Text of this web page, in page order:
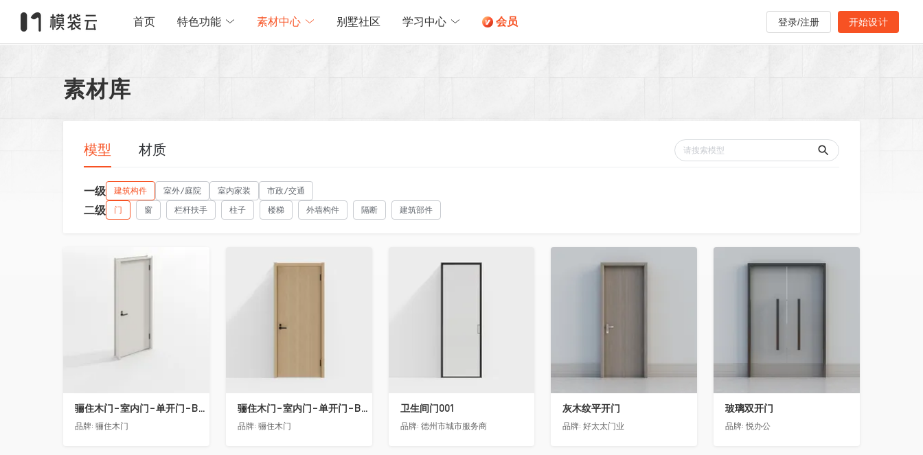
首页 特色功能 素材中心 别墅社区 学习中心 会员 登录/注册 开始设计
素材库
模型 材质
一级 建筑构件 室外/庭院 室内家装 市政/交通
二级 门 窗 栏杆扶手 柱子 楼梯 外墙构件 隔断 建筑部件
骊住木门-室内门-单开门-BFA-EF浅灰色
品牌: 骊住木门
收藏
骊住木门-室内门-单开门-BFA-PP麦芽黄色
品牌: 骊住木门
卫生间门001
品牌: 德州市城市服务商
收藏
灰木纹平开门
品牌:好太太门业
收藏
玻璃双开门
品牌:悦办公